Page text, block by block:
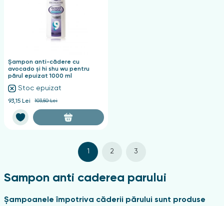
Șampon anti-cădere cu
avocado și hi shu wu pentru
părul epuizat 1000 ml
Stoc epuizat
93,15 Lei 103,50 Lei
1 2 3
Sampon anti caderea parului
Șampoanele împotriva căderii părului sunt produse